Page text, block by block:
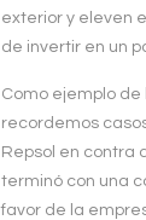
exterior y eleven
de invertir en un
Como ejemplo de
recordemos
Repsol en contra
terminó con una
favor de la